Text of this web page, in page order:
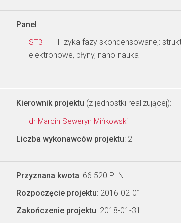
Panel:
ST3
- Fizyka fazy skondensowanej:
elektronowe, płyny, nano-nauka
Kierownik projektu (z jednostki realizującej):
dr Marcin Seweryn Mińkowski
Liczba wykonawców projektu: 2
Przyznana kwota: 66 520 PLN
Rozpoczęcie projektu: 2016-02-01
Zakończenie projektu: 2018-01-31